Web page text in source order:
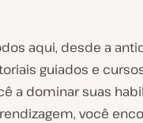
aqui, desde a
guiados e
a dominar suas
você